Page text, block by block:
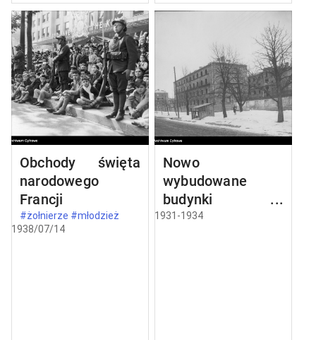
Obchody święta
narodowego
Francji
#żołnierze #młodzież
1938/07/14
Nowo
wybudowane
budynki w
Częstochowie
1931-1934